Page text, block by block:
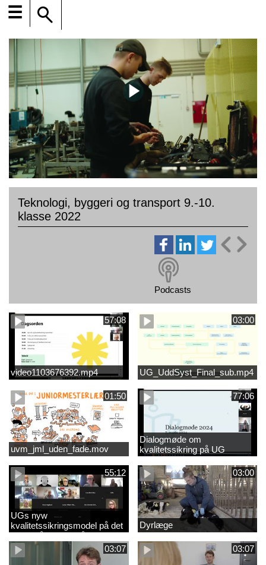
☰
Teknologi, byggeri og transport 9.-10.
klasse 2022
Podcasts
57:08
video1103676392.mp4
03:00
UG_UddSyst_Final_sub.mp4
01:50
uvm_jml_uden_fade.mov
77:06
Dialogmøde om
kvalitetssikring på UG
55:12
UGs nyw
kvalitetssikringsmodel på det
videregående område
03:00
Dyrlæge
03:07 03:07